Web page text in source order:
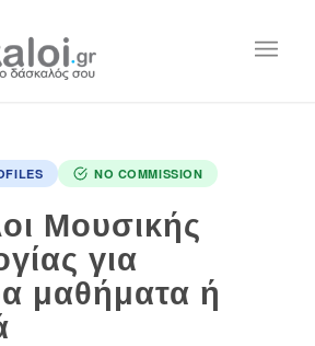
NO COMMISSION
Μουσικής
για
μαθήματα ή